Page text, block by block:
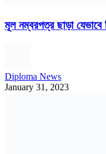
মূল নম্বরপত্র ছাড়া যেভাবে
Diploma News
January 31, 2023